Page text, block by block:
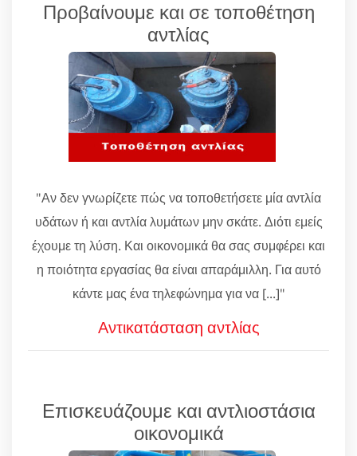
Προβαίνουμε και σε τοποθέτηση
αντλίας
"Αν δεν γνωρίζετε πώς να τοποθετήσετε μία αντλία
υδάτων ή και αντλία λυμάτων μην σκάτε. Διότι εμείς
έχουμε τη λύση. Και οικονομικά θα σας συμφέρει και
η ποιότητα εργασίας θα είναι απαράμιλλη. Για αυτό
κάντε μας ένα τηλεφώνημα για να [...]"
Αντικατάσταση αντλίας
Επισκευάζουμε και αντλιοστάσια
οικονομικά